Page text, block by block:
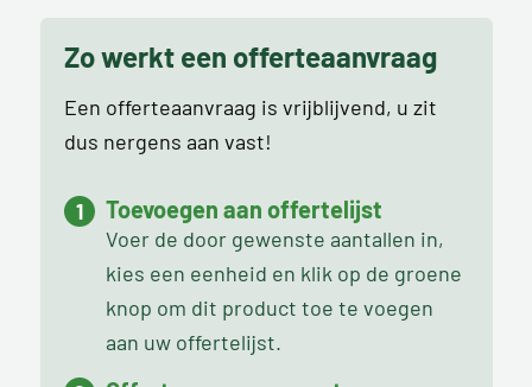
Zo werkt een offerteaanvraag
Een offerteaanvraag is vrijblijvend, u zit
dus nergens aan vast!
Toevoegen aan offertelijst
Voer de door gewenste aantallen in,
kies een eenheid en klik op de groene
knop om dit product toe te voegen
aan uw offertelijst.